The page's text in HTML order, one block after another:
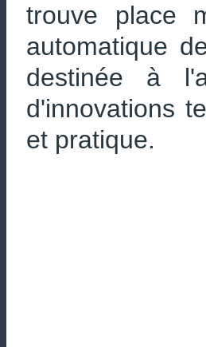
trouve place
automatique
destinée à
d'innovations
et pratique.